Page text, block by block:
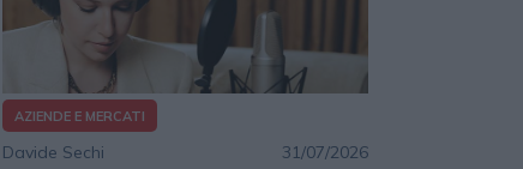
AZIENDE E MERCATI
Davide Sechi 31/07/2026